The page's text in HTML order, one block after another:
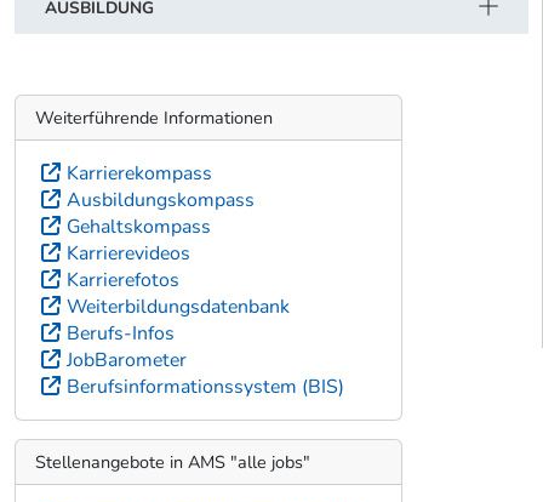
AUSBILDUNG
Weiterführende Informationen
Karrierekompass
Ausbildungskompass
Gehaltskompass
Karrierevideos
Karrierefotos
Weiterbildungsdatenbank
Berufs-Infos
JobBarometer
Berufsinformationssystem (BIS)
Stellenangebote in AMS "alle jobs"